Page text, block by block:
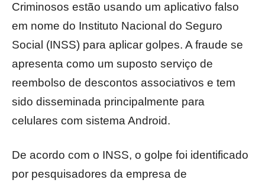
Criminosos estão usando um aplicativo falso
em nome do Instituto Nacional do Seguro
Social (INSS) para aplicar golpes. A fraude se
apresenta como um suposto serviço de
reembolso de descontos associativos e tem
sido disseminada principalmente para
celulares com sistema Android.
De acordo com o INSS, o golpe foi identificado
por pesquisadores da empresa de